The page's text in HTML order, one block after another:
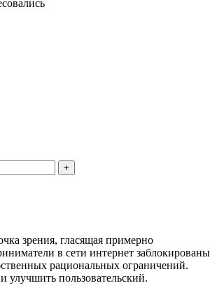
+
зрения, гласящая примерно
в сети интернет заблокированы
рациональных ограничений.
улучшить пользовательский.